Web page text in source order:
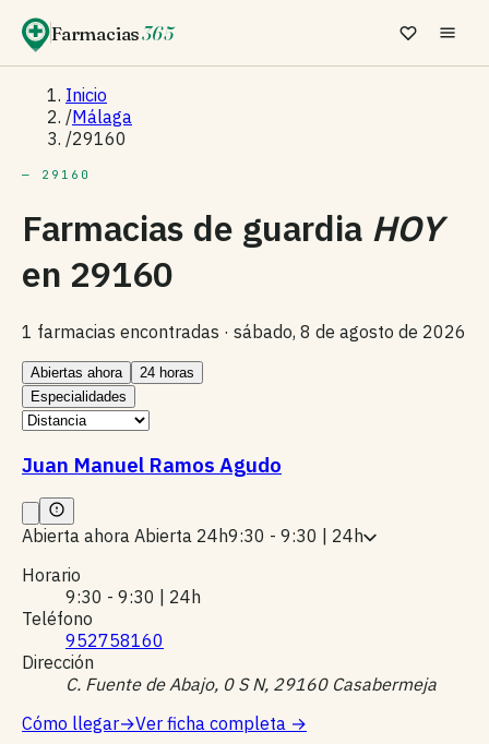
Farmacias365
Inicio
/Málaga
/29160
— 29160
Farmacias de guardia HOY
en 29160
1 farmacias encontradas · sábado, 8 de agosto de 2026
Abiertas ahora
24 horas
Especialidades
Juan Manuel Ramos Agudo
Abierta ahora Abierta 24h9:30 - 9:30 | 24h
Horario
9:30 - 9:30 | 24h
Teléfono
952758160
Dirección
C. Fuente de Abajo, 0 S N, 29160 Casabermeja
Cómo llegar→Ver ficha completa →